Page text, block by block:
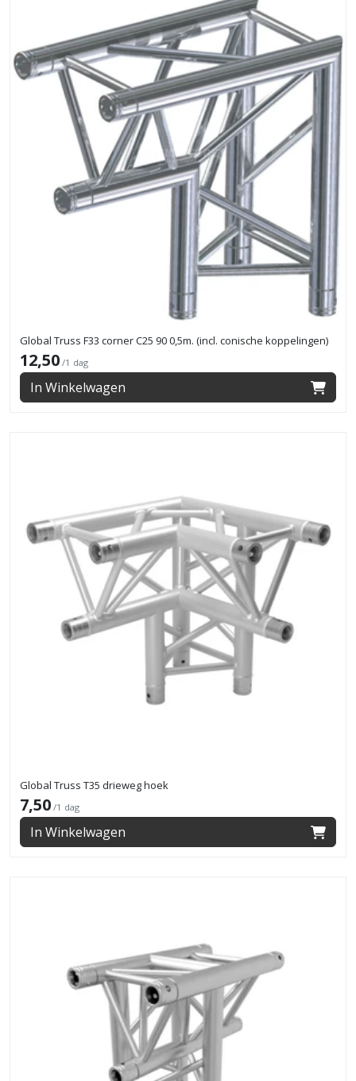
Global Truss F33 corner C25 90 0,5m. (incl. conische koppelingen)
12,50 /1 dag
In Winkelwagen
Global Truss T35 drieweg hoek
7,50 /1 dag
In Winkelwagen